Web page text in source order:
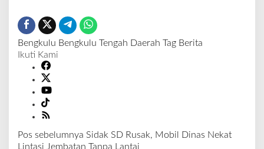
Bengkulu Bengkulu Tengah Daerah Tag Berita
Ikuti Kami
Pos sebelumnya Sidak SD Rusak, Mobil Dinas Nekat
Lintasi Jembatan Tanpa Lantai